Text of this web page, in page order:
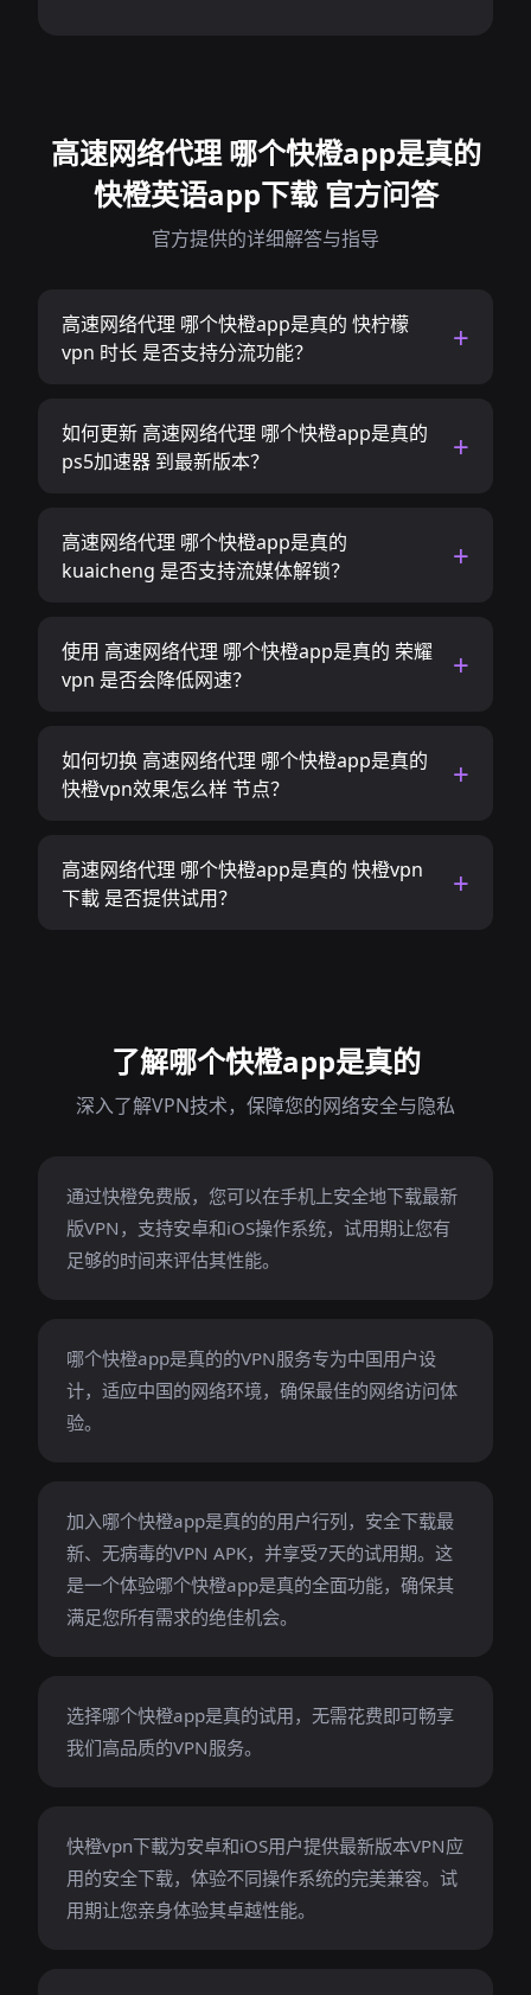
高速网络代理 哪个快橙app是真的
快橙英语app下载 官方问答
官方提供的详细解答与指导
高速网络代理 哪个快橙app是真的 快柠檬
vpn 时长 是否支持分流功能？
如何更新 高速网络代理 哪个快橙app是真的
ps5加速器 到最新版本？
高速网络代理 哪个快橙app是真的
kuaicheng 是否支持流媒体解锁？
使用 高速网络代理 哪个快橙app是真的 荣耀
vpn 是否会降低网速？
如何切换 高速网络代理 哪个快橙app是真的
快橙vpn效果怎么样 节点？
高速网络代理 哪个快橙app是真的 快橙vpn
下載 是否提供试用？
了解哪个快橙app是真的
深入了解VPN技术，保障您的网络安全与隐私
通过快橙免费版，您可以在手机上安全地下载最新
版VPN，支持安卓和iOS操作系统，试用期让您有
足够的时间来评估其性能。
哪个快橙app是真的的VPN服务专为中国用户设
计，适应中国的网络环境，确保最佳的网络访问体
验。
加入哪个快橙app是真的的用户行列，安全下载最
新、无病毒的VPN APK，并享受7天的试用期。这
是一个体验哪个快橙app是真的全面功能，确保其
满足您所有需求的绝佳机会。
选择哪个快橙app是真的试用，无需花费即可畅享
我们高品质的VPN服务。
快橙vpn下載为安卓和iOS用户提供最新版本VPN应
用的安全下载，体验不同操作系统的完美兼容。试
用期让您亲身体验其卓越性能。